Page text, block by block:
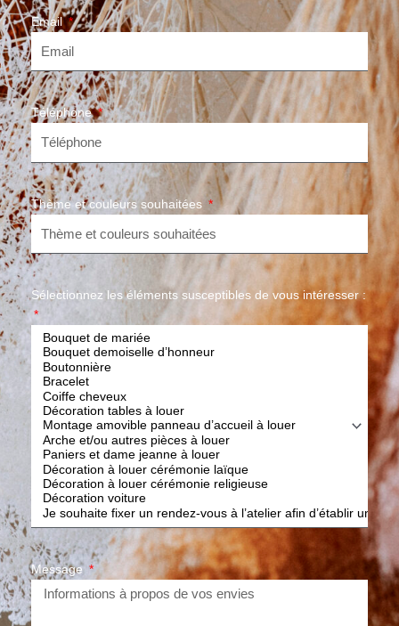
Email
Téléphone
Thème et couleurs souhaitées
Sélectionnez les éléments susceptibles de vous intéresser :
Message